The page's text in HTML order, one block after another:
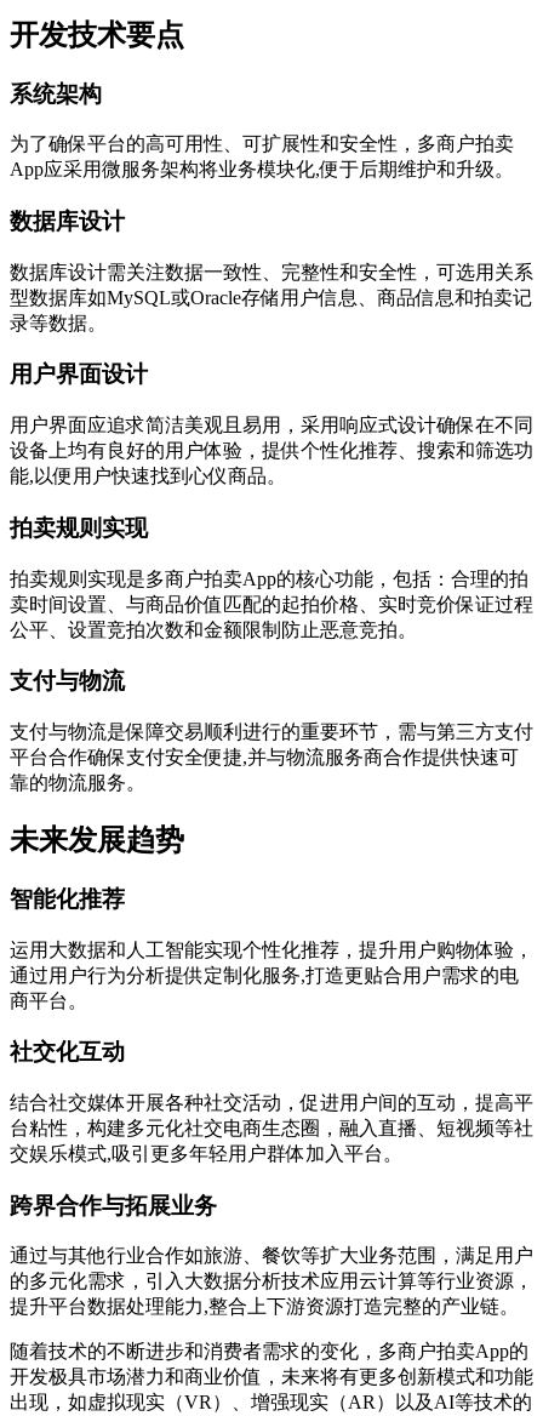
开发技术要点
系统架构
为了确保平台的高可用性、可扩展性和安全性，多商户拍卖
App应采用微服务架构将业务模块化,便于后期维护和升级。
数据库设计
数据库设计需关注数据一致性、完整性和安全性，可选用关系
型数据库如MySQL或Oracle存储用户信息、商品信息和拍卖记
录等数据。
用户界面设计
用户界面应追求简洁美观且易用，采用响应式设计确保在不同
设备上均有良好的用户体验，提供个性化推荐、搜索和筛选功
能,以便用户快速找到心仪商品。
拍卖规则实现
拍卖规则实现是多商户拍卖App的核心功能，包括：合理的拍
卖时间设置、与商品价值匹配的起拍价格、实时竞价保证过程
公平、设置竞拍次数和金额限制防止恶意竞拍。
支付与物流
支付与物流是保障交易顺利进行的重要环节，需与第三方支付
平台合作确保支付安全便捷,并与物流服务商合作提供快速可
靠的物流服务。
未来发展趋势
智能化推荐
运用大数据和人工智能实现个性化推荐，提升用户购物体验，
通过用户行为分析提供定制化服务,打造更贴合用户需求的电
商平台。
社交化互动
结合社交媒体开展各种社交活动，促进用户间的互动，提高平
台粘性，构建多元化社交电商生态圈，融入直播、短视频等社
交娱乐模式,吸引更多年轻用户群体加入平台。
跨界合作与拓展业务
通过与其他行业合作如旅游、餐饮等扩大业务范围，满足用户
的多元化需求，引入大数据分析技术应用云计算等行业资源，
提升平台数据处理能力,整合上下游资源打造完整的产业链。
随着技术的不断进步和消费者需求的变化，多商户拍卖App的
开发极具市场潜力和商业价值，未来将有更多创新模式和功能
出现，如虚拟现实（VR）、增强现实（AR）以及AI等技术的